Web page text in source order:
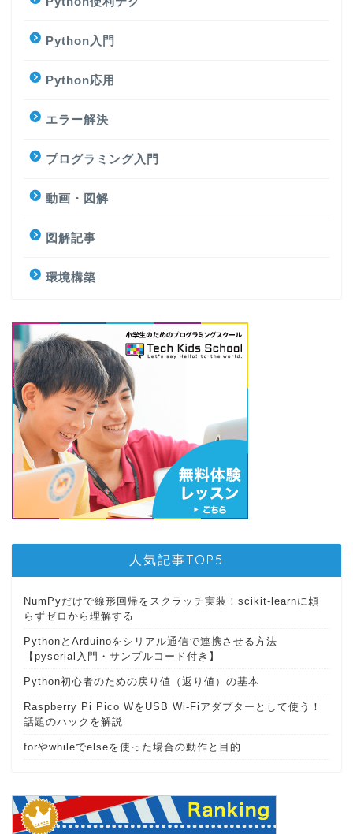
Python入門
Python応用
エラー解決
プログラミング入門
動画・図解
図解記事
環境構築
人気記事TOP5
NumPyだけで線形回帰をスクラッチ実装！scikit-learnに頼
らずゼロから理解する
PythonとArduinoをシリアル通信で連携させる方法
【pyserial入門・サンプルコード付き】
Python初心者のための戻り値（返り値）の基本
Raspberry Pi Pico WをUSB Wi-Fiアダプターとして使う！
話題のハックを解説
forやwhileでelseを使った場合の動作と目的